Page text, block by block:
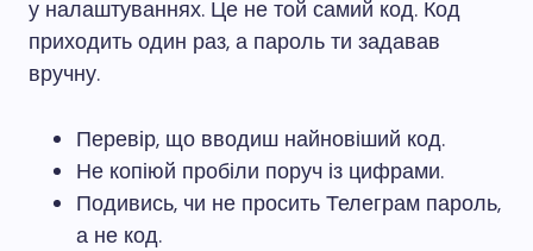
у налаштуваннях. Це не той самий код. Код
приходить один раз, а пароль ти задавав
вручну.
Перевір, що вводиш найновіший код.
Не копіюй пробіли поруч із цифрами.
Подивись, чи не просить Телеграм пароль,
а не код.